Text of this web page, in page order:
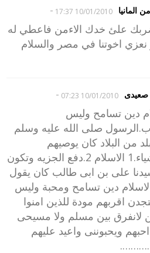
المانيا 10/01/2010 17:37
-
علئ خدك الاءمن فاعطي له
نعزي اخوتنا في مصر والسلام
10/01/2010 07:23
-
دين تسامح وليس
صلى الله عليه وسلم
من البلاد كان يوصيهم
ويقول.خيرهم بين ثلاثة اشياء.1 الاسلام 2.دفع الجزيه وتكون
على بن ابى طالب كان يقول
دين تسامح ومحبة وليس
اقربهم مودة للذين امنوا
لانفرق بين مسلم ولا مسيحى
ويحبوننى واعيد عليهم